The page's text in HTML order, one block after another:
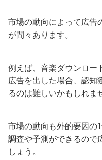
市場の動向によって広告
が間々あります。
例えば、音楽ダウンロー
広告を出した場合、認知
るのは難しいかもしれま
市場の動向も外的要因の
調査や予測ができるので
しょう。